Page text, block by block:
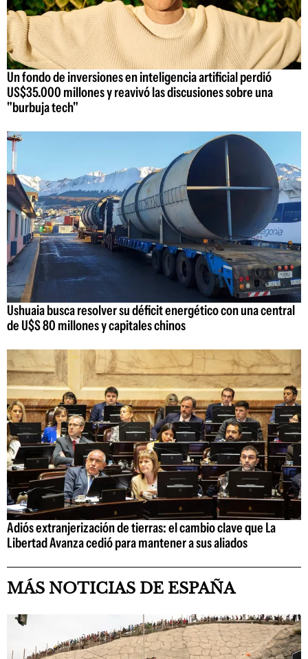
Un fondo de inversiones en inteligencia artificial perdió
US$35.000 millones y reavivó las discusiones sobre una
"burbuja tech"
Ushuaia busca resolver su déficit energético con una central
de U$S 80 millones y capitales chinos
Adiós extranjerización de tierras: el cambio clave que La
Libertad Avanza cedió para mantener a sus aliados
MÁS NOTICIAS DE ESPAÑA